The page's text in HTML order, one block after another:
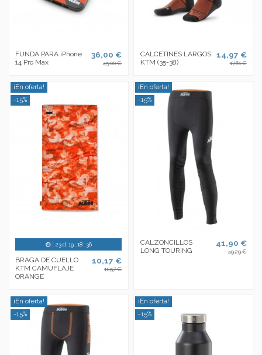
FUNDA PARA iPhone
14 Pro Max
36,00 €
45,00 €
CALCETINES LARGOS
KTM (35-38)
14,97 €
17,61 €
¡En oferta!
-15%
23d. 19:18: 35
BRAGA DE CUELLO
KTM CAMUFLAJE
ORANGE
10,17 €
11,97 €
¡En oferta!
-15%
CALZONCILLOS
LONG TOURING
41,90 €
49,29 €
¡En oferta!
-15%
¡En oferta!
-15%